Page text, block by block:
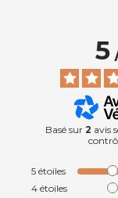
5
Basé sur 2 avis
5 étoiles
4 étoiles